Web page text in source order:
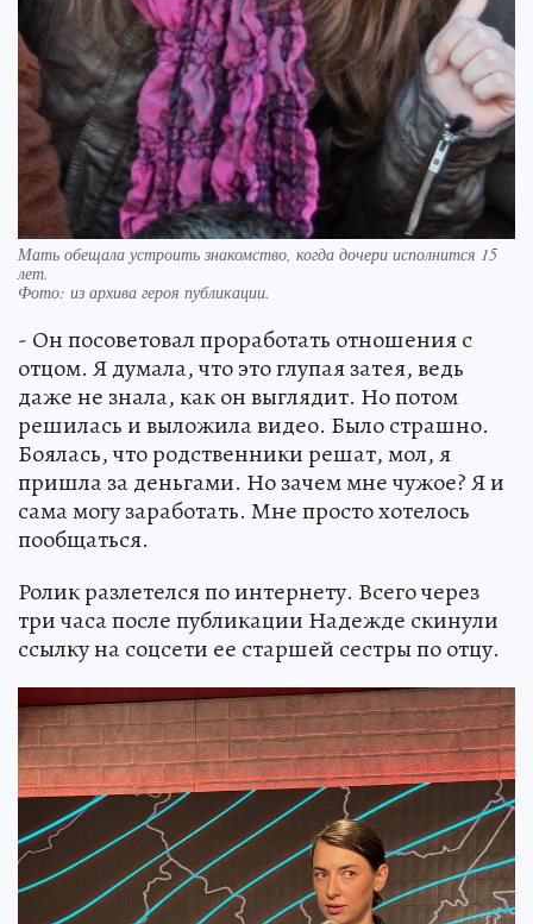
Мать обещала устроить знакомство, когда дочери исполнится 15
лет.
Фото: из архива героя публикации.
- Он посоветовал проработать отношения с
отцом. Я думала, что это глупая затея, ведь
даже не знала, как он выглядит. Но потом
решилась и выложила видео. Было страшно.
Боялась, что родственники решат, мол, я
пришла за деньгами. Но зачем мне чужое? Я и
сама могу заработать. Мне просто хотелось
пообщаться.
Ролик разлетелся по интернету. Всего через
три часа после публикации Надежде скинули
ссылку на соцсети ее старшей сестры по отцу.